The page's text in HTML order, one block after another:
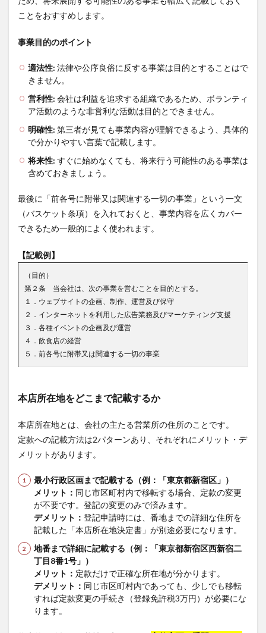
ことをおすすめします。
事業目的のポイント
適法性: 法律や公序良俗に反する事業は目的とすることはで
きません。
営利性: 会社は利益を追求する組織であるため、ボランティ
ア活動のような非営利な活動は目的とできません。
明確性: 第三者が見ても事業内容が理解できるよう、具体的
で分かりやすい言葉で記載します。
将来性: すぐに始めなくても、将来行う可能性のある事業は
含めておきましょう。
最後に「前各号に附帯又は関連する一切の事業」という一文
（バスケット条項）を入れておくと、事業内容を広くカバー
できるため一般的によく使われます。
【記載例】
（目的）
第２条 当会社は、次の事業を営むことを目的とする。
１．ウェブサイトの企画、制作、運営及び保守
２．インターネットを利用した広告業務及びマーケティング支援
３．各種イベントの企画及び運営
４．飲食店の経営
５．前各号に附帯又は関連する一切の事業
本店所在地をどこまで記載するか
本店所在地とは、会社の主たる営業所の住所のことです。
定款への記載方法は2パターンあり、それぞれにメリット・デ
メリットがあります。
最小行政区画まで記載する（例：「東京都新宿区」）
メリット： 同じ市区町村内で移転する場合、定款の変更
が不要です。登記の変更のみで済みます。
デメリット： 登記申請時には、番地までの詳細な住所を
記載した「本店所在地決定書」が別途必要になります。
地番まで詳細に記載する（例：「東京都新宿区西新宿二
丁目8番1号」）
メリット： 定款だけで正確な所在地が分かります。
デメリット： 同じ市区町村内であっても、少しでも移転
すれば定款変更の手続き（登録免許税3万円）が必要にな
ります。